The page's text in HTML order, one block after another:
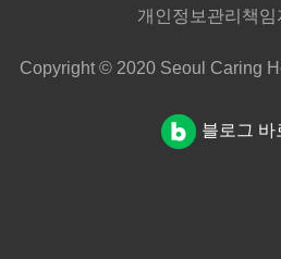
개인정보관리책임
Copyright © 2020 Seoul Caring
블로그 바